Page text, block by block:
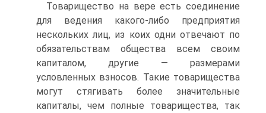
Товарищество на вере есть соединение
для ведения какого-либо предприятия
нескольких лиц, из коих одни отвечают по
обязательствам общества всем своим
капиталом, другие — размерами
условленных взносов. Такие товарищества
могут стягивать более значительные
капиталы, чем полные товарищества, так